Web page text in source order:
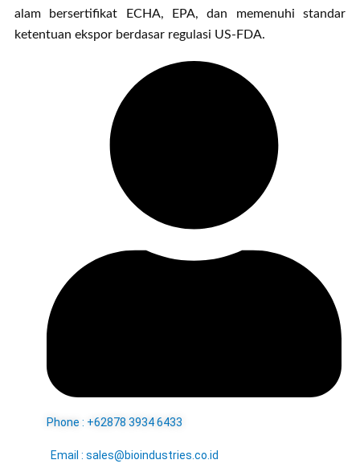
alam bersertifikat ECHA, EPA, dan memenuhi standar
ketentuan ekspor berdasar regulasi US-FDA.
Phone : +62878 3934 6433
Email : sales@bioindustries.co.id